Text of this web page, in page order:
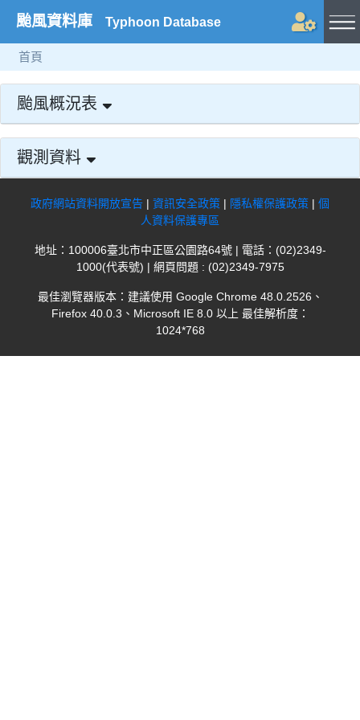
颱風資料庫 Typhoon Database
首頁
颱風概況表
觀測資料
政府網站資料開放宣告 | 資訊安全政策 | 隱私權保護政策 | 個
人資料保護專區
地址：100006臺北市中正區公園路64號 | 電話：(02)2349-
1000(代表號) | 網頁問題 : (02)2349-7975
最佳瀏覽器版本：建議使用 Google Chrome 48.0.2526、
Firefox 40.0.3、Microsoft IE 8.0 以上 最佳解析度：
1024*768